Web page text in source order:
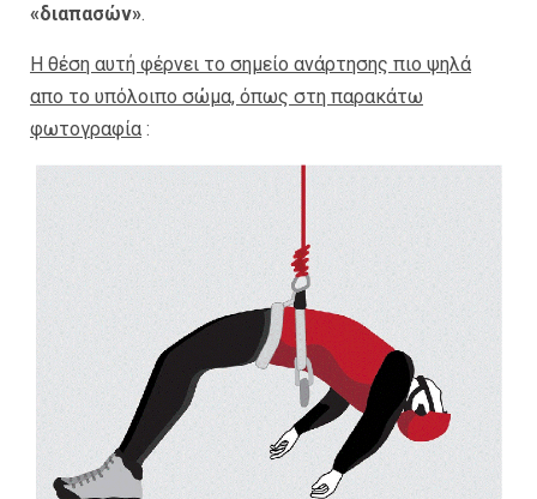
«διαπασών».
Η θέση αυτή φέρνει το σημείο ανάρτησης πιο ψηλά
απο το υπόλοιπο σώμα, όπως στη παρακάτω
φωτογραφία :